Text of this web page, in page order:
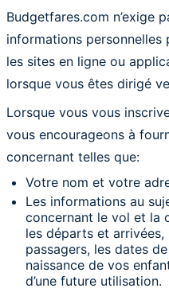
Budgetfares.com n’exige
informations personnelles
les sites en ligne ou
lorsque vous êtes dirigé
Lorsque vous vous
vous encourageons à
concernant telles que:
Votre nom et votre
Les informations au
concernant le vol et la
les départs et
passagers, les dates
naissance de vos
d’une future utilisation.